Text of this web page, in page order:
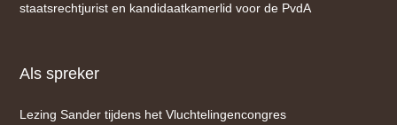
staatsrechtjurist en kandidaatkamerlid voor de PvdA
Als spreker
Lezing Sander tijdens het Vluchtelingencongres